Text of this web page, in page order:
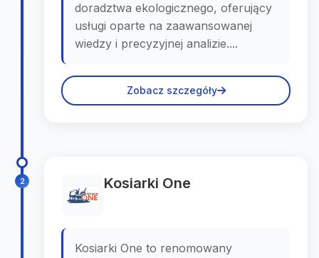
doradztwa ekologicznego, oferujący
usługi oparte na zaawansowanej
wiedzy i precyzyjnej analizie....
Zobacz szczegóły
2 Kosiarki One
Kosiarki One to renomowany